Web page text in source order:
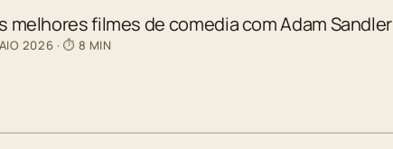
melhores filmes de comedia com Adam Sandler
2026 · ⏱ 8 MIN